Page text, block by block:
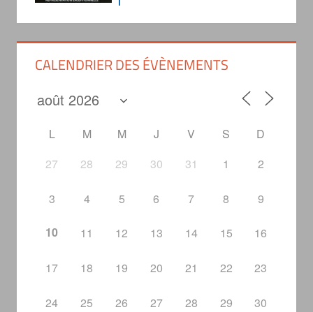
CALENDRIER DES ÉVÈNEMENTS
L M M J V S
D
27
28 29 30 31 1 2
3 4 5 6 7 8 9
10 11 12 13 14 15 16
17 18 19 20 21 22 23
24 25 26 27 28 29 30